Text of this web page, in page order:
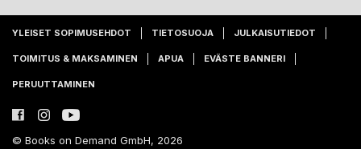
YLEISET SOPIMUSEHDOT TIETOSUOJA JULKAISUTIEDOT
TOIMITUS & MAKSAMINEN APUA EVÄSTE BANNERI
PERUUTTAMINEN
© Books on Demand GmbH, 2026